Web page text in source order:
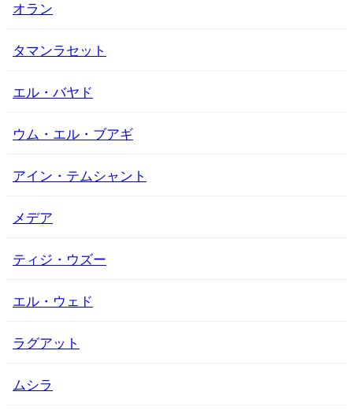
オラン
タマンラセット
エル・バヤド
ウム・エル・ブアギ
アイン・テムシャント
メデア
ティジ・ウズー
エル・ウェド
ラグアット
ムシラ